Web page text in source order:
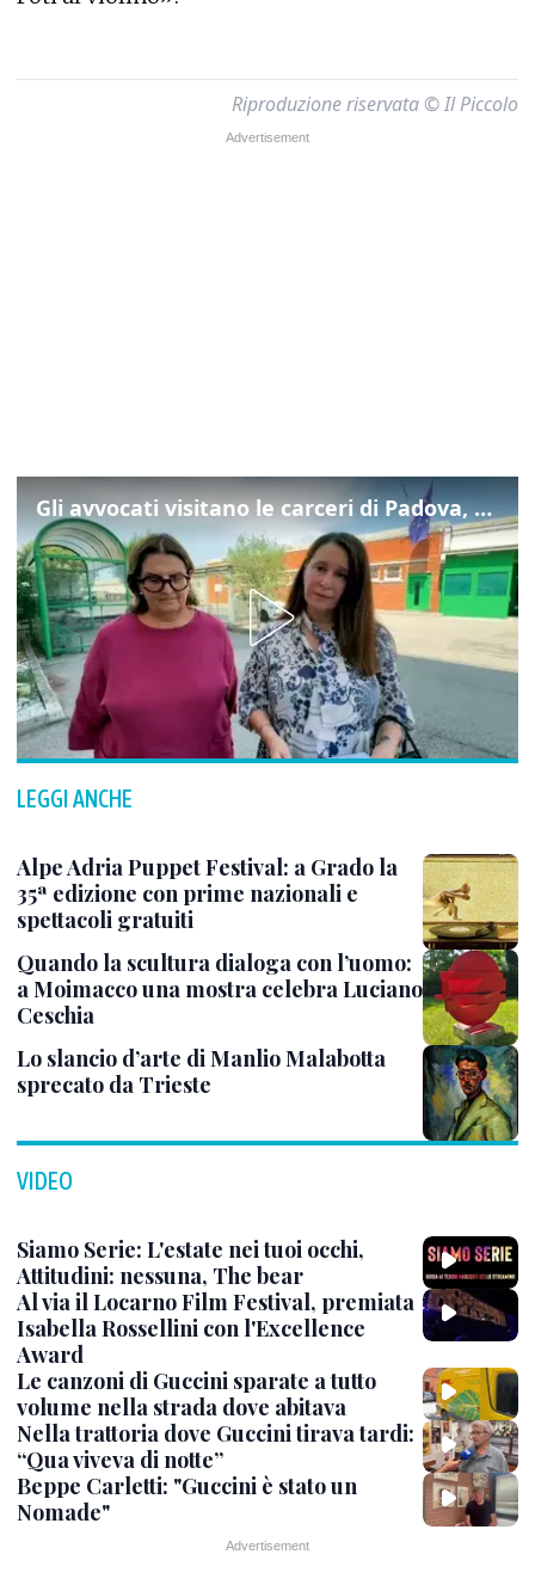
Riproduzione riservata © Il Piccolo
Gli avvocati visitano le carceri di Padova, ecco cosa hanno trovato
LEGGI ANCHE
Alpe Adria Puppet Festival: a Grado la
35ª edizione con prime nazionali e
spettacoli gratuiti
Quando la scultura dialoga con l’uomo:
a Moimacco una mostra celebra Luciano
Ceschia
Lo slancio d’arte di Manlio Malabotta
sprecato da Trieste
VIDEO
Siamo Serie: L'estate nei tuoi occhi,
Attitudini: nessuna, The bear
Al via il Locarno Film Festival, premiata
Isabella Rossellini con l'Excellence
Award
Le canzoni di Guccini sparate a tutto
volume nella strada dove abitava
Nella trattoria dove Guccini tirava tardi:
“Qua viveva di notte”
Beppe Carletti: "Guccini è stato un
Nomade"